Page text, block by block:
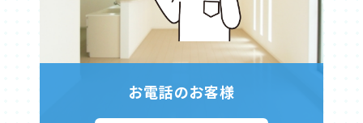
る同意が必要となります
支払い方法は？
口座振替のみとなります。
また、オプションサービスとしてHDD（ハードディスク）
内蔵のチューナーとブルーレイ内蔵チューナーがございま
から簡単に録画ができます。
当社担当員のご訪問でも設定可能です。（推奨環境を満た
している端末に限ります）ご希望の方は明石ケーブルテレ
ビまでお問い合わせください。（予約制となります）
※ZAQのメールアドレスに限ります
メールアドレスの追加はできますか？
最大4個（合計5個）まで無料で追加可能です。
FAXは使用できるの？
使用できます。ただし、回線状況により送受信できない場
また、一部ご利用できない機種（G4FAX・ISDN回線用FA
ご利用いただけます。お電話のお客様